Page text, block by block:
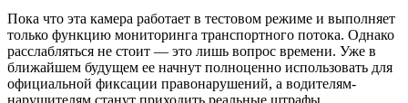
Пока что эта камера работает в тестовом режиме и выполняет
только функцию мониторинга транспортного потока. Однако
расслабляться не стоит — это лишь вопрос времени. Уже в
ближайшем будущем ее начнут полноценно использовать для
официальной фиксации правонарушений, а водителям-
нарушителям станут приходить реальные штрафы.